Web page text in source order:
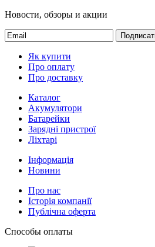
Новости, обзоры и акции
Як купити
Про оплату
Про доставку
Каталог
Акумулятори
Батарейки
Зарядні пристрої
Ліхтарі
Інформація
Новини
Про нас
Історія компанії
Публічна оферта
Способы оплаты